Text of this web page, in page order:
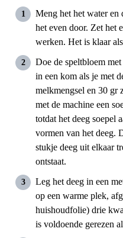
Meng het het water en
het even door. Zet het
werken. Het is klaar
Doe de speltbloem
in een kom als je met
melkmengsel en 30 gr
met de machine een
totdat het deeg soepel
vormen van het deeg.
stukje deeg uit elkaar
ontstaat.
Leg het deeg in een
op een warme plek,
huishoudfolie) drie
is voldoende gerezen